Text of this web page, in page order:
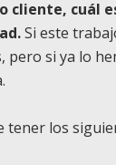
cuál
Si este
pero si ya lo
los